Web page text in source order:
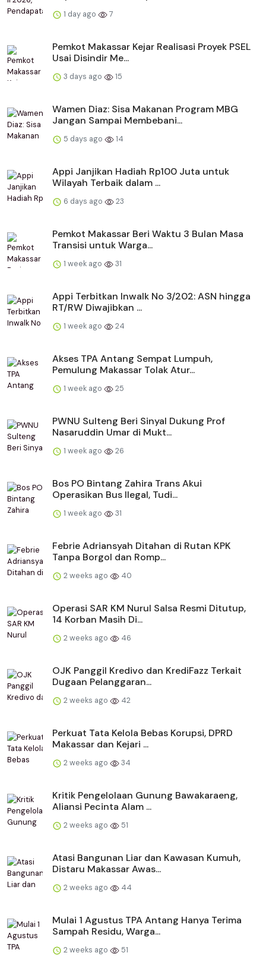
1 day ago 7
Pemkot Makassar Kejar Realisasi Proyek PSEL
Usai Disindir Me...
3 days ago 15
Wamen Diaz: Sisa Makanan Program MBG
Jangan Sampai Membebani...
5 days ago 14
Appi Janjikan Hadiah Rp100 Juta untuk
Wilayah Terbaik dalam ...
6 days ago 23
Pemkot Makassar Beri Waktu 3 Bulan Masa
Transisi untuk Warga...
1 week ago 31
Appi Terbitkan Inwalk No 3/202: ASN hingga
RT/RW Diwajibkan ...
1 week ago 24
Akses TPA Antang Sempat Lumpuh,
Pemulung Makassar Tolak Atur...
1 week ago 25
PWNU Sulteng Beri Sinyal Dukung Prof
Nasaruddin Umar di Mukt...
1 week ago 26
Bos PO Bintang Zahira Trans Akui
Operasikan Bus Ilegal, Tudi...
1 week ago 31
Febrie Adriansyah Ditahan di Rutan KPK
Tanpa Borgol dan Romp...
2 weeks ago 40
Operasi SAR KM Nurul Salsa Resmi Ditutup,
14 Korban Masih Di...
2 weeks ago 46
OJK Panggil Kredivo dan KrediFazz Terkait
Dugaan Pelanggaran...
2 weeks ago 42
Perkuat Tata Kelola Bebas Korupsi, DPRD
Makassar dan Kejari ...
2 weeks ago 34
Kritik Pengelolaan Gunung Bawakaraeng,
Aliansi Pecinta Alam ...
2 weeks ago 51
Atasi Bangunan Liar dan Kawasan Kumuh,
Distaru Makassar Awas...
2 weeks ago 44
Mulai 1 Agustus TPA Antang Hanya Terima
Sampah Residu, Warga...
2 weeks ago 51